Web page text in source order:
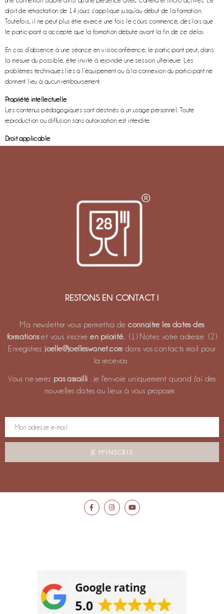
droit de rétractation de 14 jours s’applique jusqu’au début de la formation.
Toutefois, il ne peut plus être exercé une fois le cours commencé, dès lors que
le participant a accepté que la formation débute avant la fin de ce délai.
En cas d’absence à une séance en visioconférence, le participant peut, dans
la mesure du possible, être invité à rejoindre une session ultérieure. Les
problèmes techniques liés à l’équipement ou à la connexion du participant ne
donnent lieu à aucun remboursement.
Propriété intellectuelle
Les contenus pédagogiques sont destinés à un usage personnel. Toute
reproduction ou diffusion sans autorisation est interdite.
Droit applicable
RESTONS EN CONTACT !
Ma newsletter vous permettra deconnaitre les dates des
formationset vous inscrireen priorité. (1) Notez votre adresse (2)
Enregistrezjoelle@joelleswanet.com dans vos contacts mail pour
la recevoir.
Vous ne serez pas assailli : je l'envoie uniquement quand j'ai des
nouvelles dates ou lieux à vous proposer.
JE M'INSCRIS